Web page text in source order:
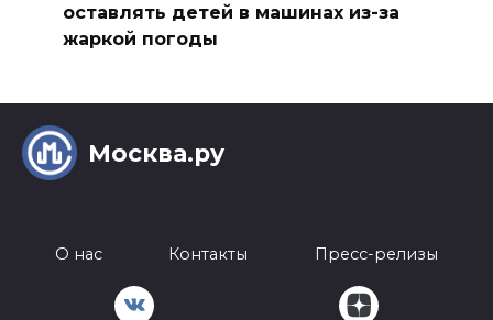
оставлять детей в машинах из-за
жаркой погоды
Москва.ру
О нас Контакты Пресс-релизы